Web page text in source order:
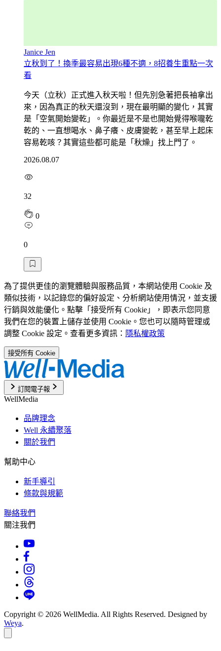
Janice Jen
立秋到了！換季最容易出現6種不適，8招養生重點一次
看
今天（立秋）正式進入秋天啦！但先別急著把長袖拿出
來，因為真正的秋天還沒到，現在最明顯的變化，其實
是「空氣開始變乾」。你最近是不是也開始覺得喉嚨乾
乾的、一直想喝水、鼻子癢、皮膚變乾，甚至早上起床
容易乾咳？其實這些都可能是「秋燥」找上門了。
2026.08.07
32
0
0
為了提供更佳的瀏覽體驗與服務品質，本網站使用 Cookie 及
類似技術，以記錄您的偏好設定、分析網站使用情況，並支援
行銷與效能優化。點擊「接受所有 Cookie」，即表示您同意
我們在您的裝置上儲存並使用 Cookie。您也可以隨時管理或
調整 Cookie 設定。查看更多資訊： 隱私權政策
接受所有 Cookie
訂閱電子報
WellMedia
品牌理念
Well 永續聚落
關於我們
幫助中心
新手導引
條款與規範
聯絡我們
關注我們
Copyright © 2026 WellMedia. All Rights Reserved. Designed by
Weya.